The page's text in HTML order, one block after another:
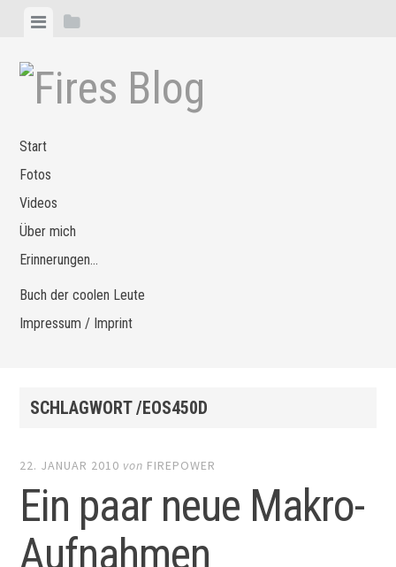
Zum
springen
MenüSeitenleiste
Start
Fotos
Videos
Über mich
Erinnerungen…
Buch der coolen Leute
Impressum / Imprint
SCHLAGWORT /EOS450D
22. JANUAR 2010 von FIREPOWER
Ein paar neue Makro-
Aufnahmen